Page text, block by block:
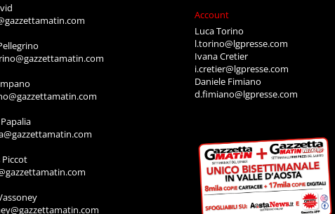
Account
Luca Torino
l.torino@lgpresse.com
Ivana Cretier
i.cretier@lgpresse.com
Daniele Fimiano
d.fimiano@lgpresse.com